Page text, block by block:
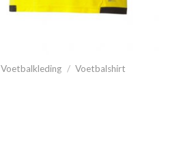
Voetbalkleding / Voetbalshirt